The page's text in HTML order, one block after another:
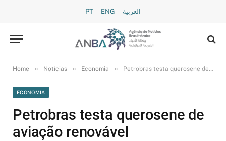
PT ENG العربية
Home » Notícias » Economia » Petrobras testa querosene de aviação renovável
ECONOMIA
Petrobras testa querosene de
aviação renovável